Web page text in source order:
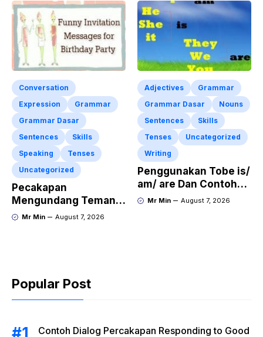
Penjelasan Materi dan
Latihan Soal
Terlengkap
dengan Contoh Dialog
dan Artinya
Conversation
Expression
Grammar
Grammar Dasar
Sentences
Skills
Speaking
Tenses
Uncategorized
Pecakapan
Mengundang Teman
ke Acara Pesta Ulang
Mr Min August 7, 2026
Adjectives
Grammar
Grammar Dasar
Nouns
Sentences
Skills
Tenses
Uncategorized
Writing
Penggunakan Tobe is/
am/ are Dan Contoh
Kalimat Bahasa
Mr Min August 7, 2026
Popular Post
Contoh Dialog Percakapan Responding to Good